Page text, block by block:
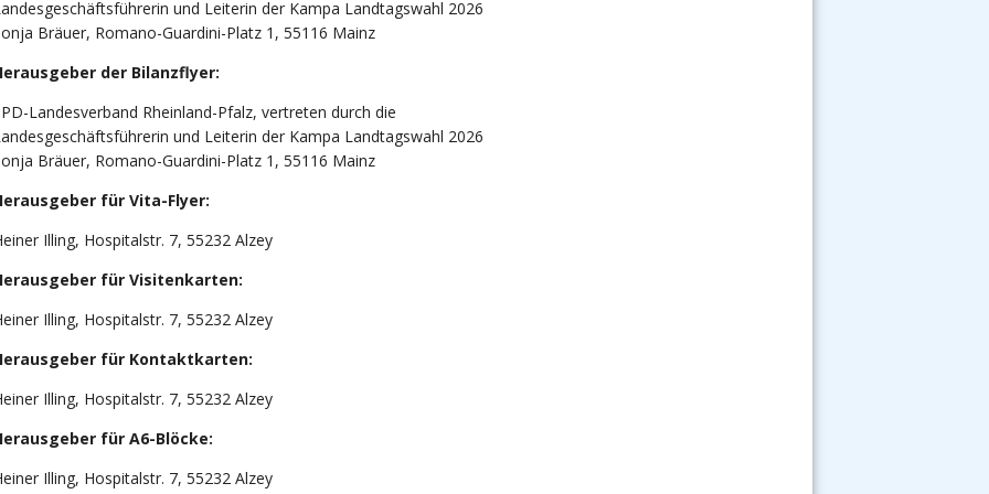
und Leiterin der Kampa Landtagswahl 2026
Bräuer, Romano-Guardini-Platz 1, 55116 Mainz
der Bilanzflyer:
Landesverband Rheinland-Pfalz, vertreten durch die
und Leiterin der Kampa Landtagswahl 2026
Bräuer, Romano-Guardini-Platz 1, 55116 Mainz
für Vita-Flyer:
Illing, Hospitalstr. 7, 55232 Alzey
für Visitenkarten:
Illing, Hospitalstr. 7, 55232 Alzey
für Kontaktkarten:
Illing, Hospitalstr. 7, 55232 Alzey
für A6-Blöcke:
Illing, Hospitalstr. 7, 55232 Alzey